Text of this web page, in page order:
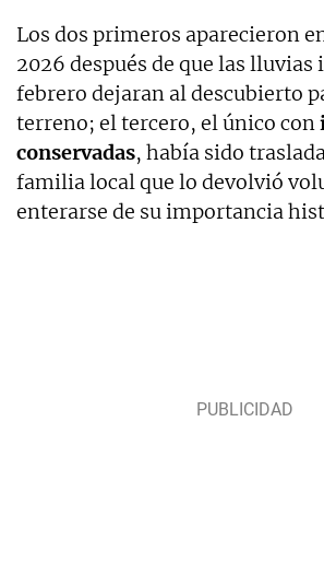
Los dos primeros aparecieron
2026 después de que las lluvias
febrero dejaran al descubierto
terreno; el tercero, el único con
conservadas, había sido
familia local que lo devolvió
enterarse de su importancia